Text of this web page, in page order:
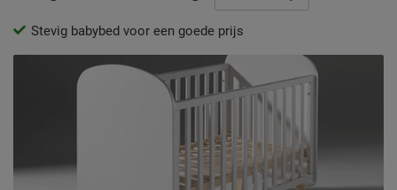
Stevig babybed voor een goede prijs